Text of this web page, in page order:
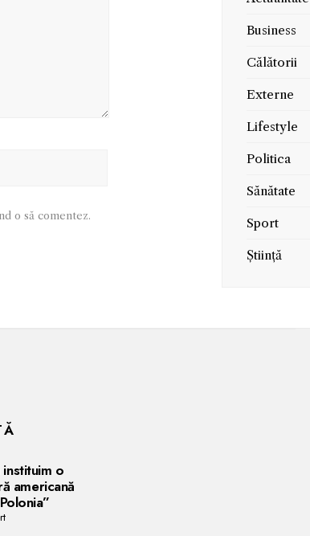
o să comentez.
Business
Călătorii
Externe
Lifestyle
Politica
Sănătate
Sport
Știință
o
americană